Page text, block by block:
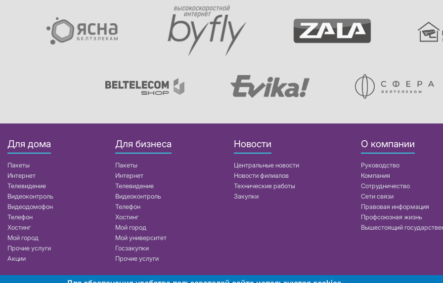
Для дома
Пакеты
Интернет
Телевидение
Видеоконтроль
Видеодомофон
Телефон
Хостинг
Мой город
Прочие услуги
Акции
Для бизнеса
Пакеты
Интернет
Телевидение
Видеоконтроль
Телефон
Хостинг
Мой город
Мой университет
Госзакупки
Прочие услуги
Новости
Центральные новости
Новости филиалов
Технические работы
Закупки
О компании
Руководство
Компания
Сотрудничество
Сети связи
Правовая информация
Профсоюзная жизнь
Вышестоящий